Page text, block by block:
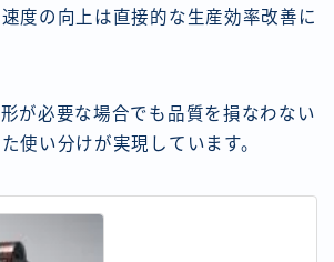
度の向上は直接的な生産効率改善に
が必要な場合でも品質を損なわない
使い分けが実現しています。